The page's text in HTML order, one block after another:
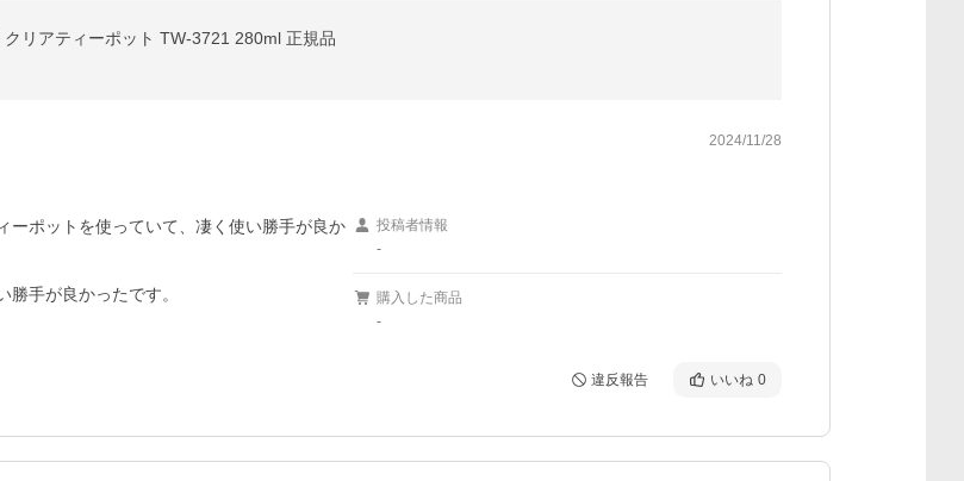
リアティーポット TW-3721 280ml 正規品
2024/11/28
ポットを使っていて、凄く使い勝手が良か
手が良かったです。
投稿者情報
-
購入した商品
-
違反報告 いいね 0